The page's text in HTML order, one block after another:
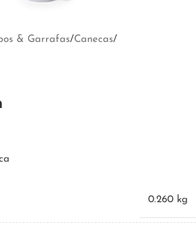
& Garrafas/Canecas/
0.260 kg